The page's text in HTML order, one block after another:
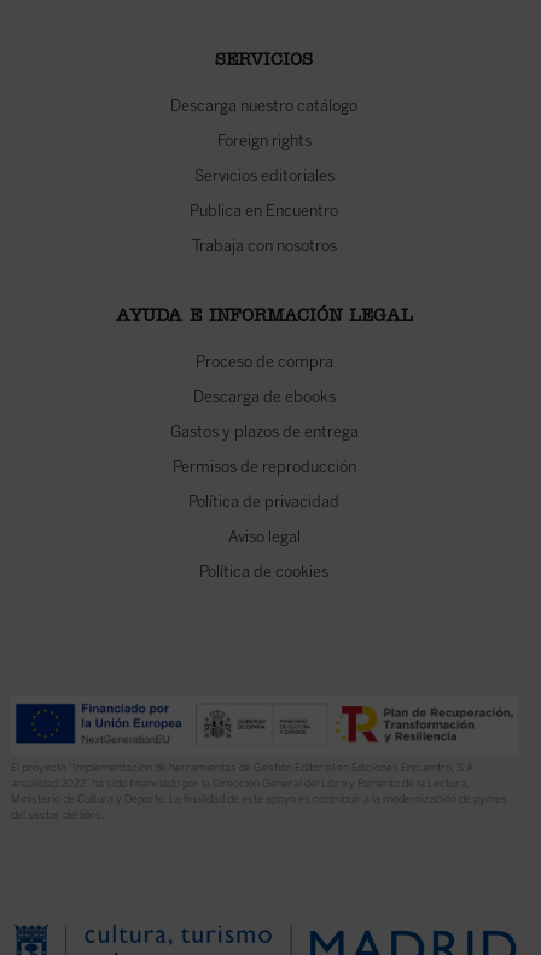
SERVICIOS
Descarga nuestro catálogo
Foreign rights
Servicios editoriales
Publica en Encuentro
Trabaja con nosotros
AYUDA E INFORMACIÓN LEGAL
Proceso de compra
Descarga de ebooks
Gastos y plazos de entrega
Permisos de reproducción
Política de privacidad
Aviso legal
Política de cookies
El proyecto “Implementación de herramientas de Gestión Editorial en Ediciones Encuentro, S.A.
anualidad 2022” ha sido financiado por la Dirección General del Libro y Fomento de la Lectura,
Ministerio de Cultura y Deporte. La finalidad de este apoyo es contribuir a la modernización de pymes
del sector del libro.